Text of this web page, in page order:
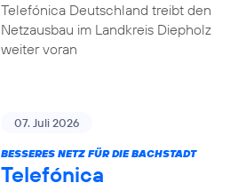
Telefónica Deutschland treibt den
Netzausbau im Landkreis Diepholz
weiter voran
07. Juli 2026
BESSERES NETZ FÜR DIE BACHSTADT
Telefónica